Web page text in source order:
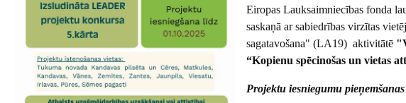
Eiropas Lauksaimniecības fonda
saskaņā ar sabiedrības virzītas
sagatavošana" (LA19) aktivitātē
“Kopienu spēcinošas un vietas
Projektu iesniegumu